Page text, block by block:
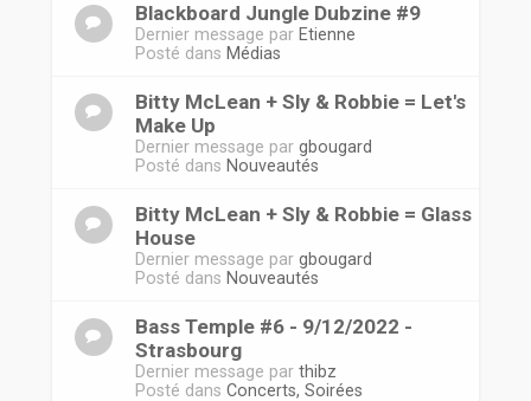
Blackboard Jungle Dubzine #9
Dernier message par Etienne
Posté dans Médias
Bitty McLean + Sly & Robbie = Let's
Make Up
Dernier message par gbougard
Posté dans Nouveautés
Bitty McLean + Sly & Robbie = Glass
House
Dernier message par gbougard
Posté dans Nouveautés
Bass Temple #6 - 9/12/2022 -
Strasbourg
Dernier message par thibz
Posté dans Concerts, Soirées